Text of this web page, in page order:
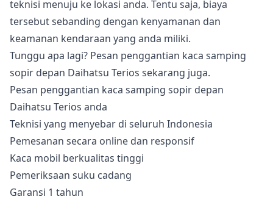
teknisi menuju ke lokasi anda. Tentu saja, biaya
tersebut sebanding dengan kenyamanan dan
keamanan kendaraan yang anda miliki.
Tunggu apa lagi? Pesan penggantian kaca samping
sopir depan Daihatsu Terios sekarang juga.
Pesan penggantian kaca samping sopir depan
Daihatsu Terios anda
Teknisi yang menyebar di seluruh Indonesia
Pemesanan secara online dan responsif
Kaca mobil berkualitas tinggi
Pemeriksaan suku cadang
Garansi 1 tahun